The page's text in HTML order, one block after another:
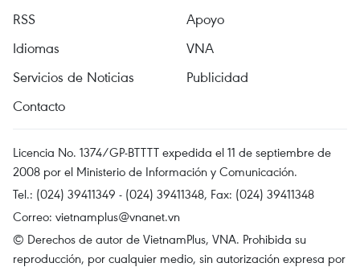
RSS
Apoyo
Idiomas
VNA
Servicios de Noticias
Publicidad
Contacto
Licencia No. 1374/GP-BTTTT expedida el 11 de septiembre de
2008 por el Ministerio de Información y Comunicación.
Tel.: (024) 39411349 - (024) 39411348, Fax: (024) 39411348
Correo: vietnamplus@vnanet.vn
© Derechos de autor de VietnamPlus, VNA. Prohibida su
reproducción, por cualquier medio, sin autorización expresa por